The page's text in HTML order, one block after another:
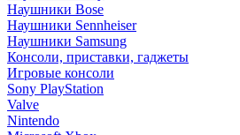
Наушники Bose
Наушники Sennheiser
Наушники Samsung
Консоли, приставки, гаджеты
Игровые консоли
Sony PlayStation
Valve
Nintendo